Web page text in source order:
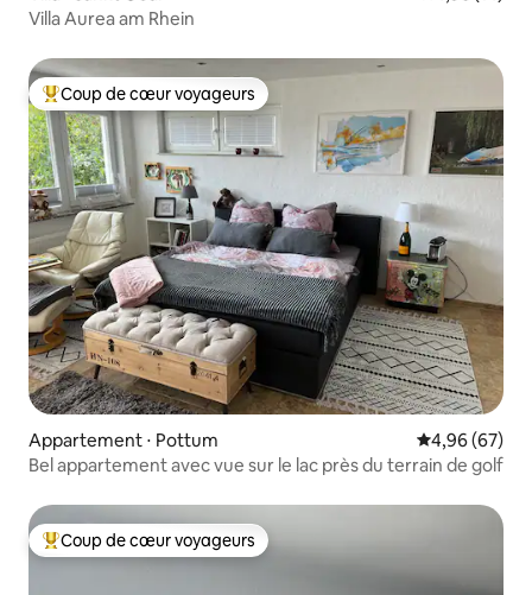
Villa Aurea am Rhein
Coups de cœur voyageurs les plus appréciés
Coup de cœur voyageurs
Appartement ⋅ Pottum Évaluation
4,96 (67)
Bel appartement avec vue sur le lac près du terrain de golf
Coups de cœur voyageurs les plus appréciés
Coup de cœur voyageurs